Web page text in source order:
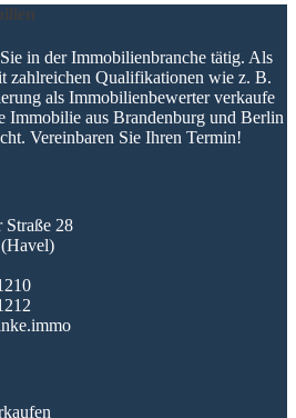
in der Immobilienbranche tätig. Als
zahlreichen Qualifikationen wie z. B.
als Immobilienbewerter verkaufe
Immobilie aus Brandenburg und Berlin
Vereinbaren Sie Ihren Termin!
Straße 28